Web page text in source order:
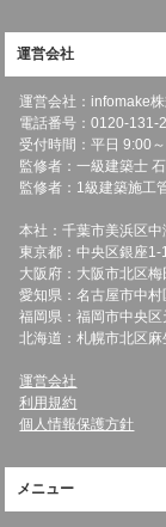
運営会社
運営会社：infomake
電話番号：0120-131-
受付時間：平日 9:00
監修者：一級建築士
監修者：1級建築施工
本社：千葉市美浜区
東京都：中央区銀座
大阪府：大阪市北区
愛知県：名古屋市中
福岡県：福岡市中央
北海道：札幌市北区
運営会社
利用規約
個人情報保護方針
メニュー